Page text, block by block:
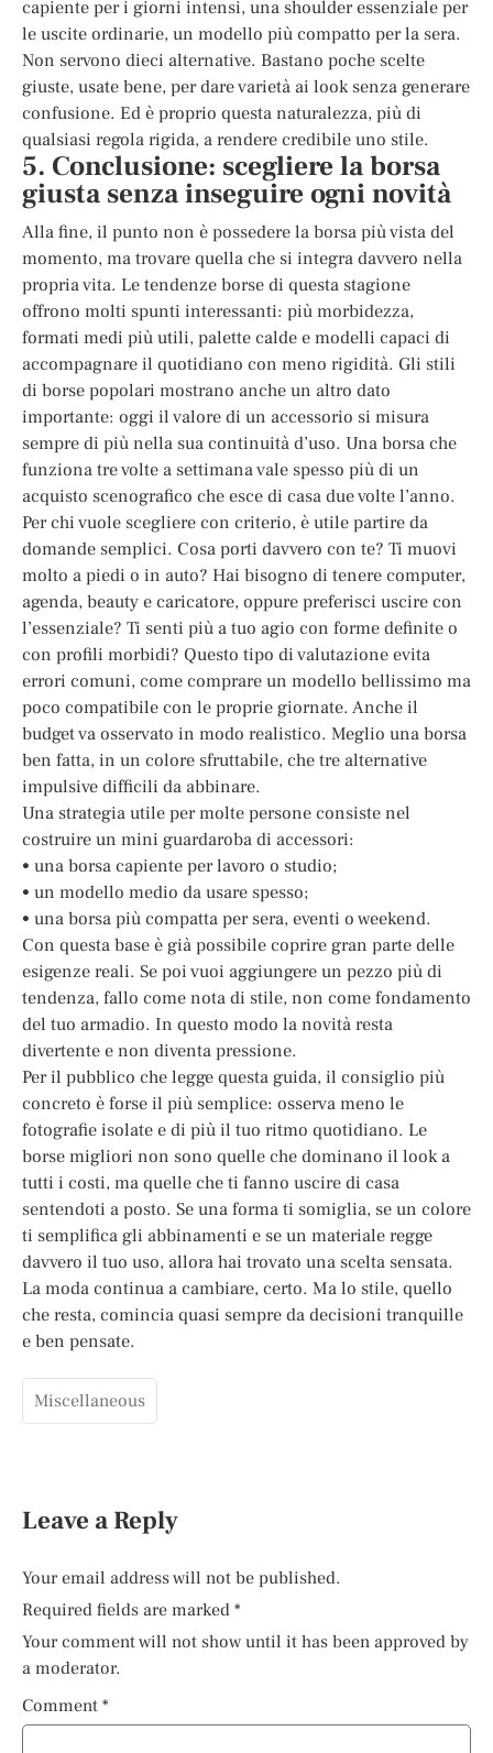
capiente per i giorni intensi, una shoulder essenziale per
le uscite ordinarie, un modello più compatto per la sera.
Non servono dieci alternative. Bastano poche scelte
giuste, usate bene, per dare varietà ai look senza generare
confusione. Ed è proprio questa naturalezza, più di
qualsiasi regola rigida, a rendere credibile uno stile.
5. Conclusione: scegliere la borsa
giusta senza inseguire ogni novità
Alla fine, il punto non è possedere la borsa più vista del
momento, ma trovare quella che si integra davvero nella
propria vita. Le tendenze borse di questa stagione
offrono molti spunti interessanti: più morbidezza,
formati medi più utili, palette calde e modelli capaci di
accompagnare il quotidiano con meno rigidità. Gli stili
di borse popolari mostrano anche un altro dato
importante: oggi il valore di un accessorio si misura
sempre di più nella sua continuità d’uso. Una borsa che
funziona tre volte a settimana vale spesso più di un
acquisto scenografico che esce di casa due volte l’anno.
Per chi vuole scegliere con criterio, è utile partire da
domande semplici. Cosa porti davvero con te? Ti muovi
molto a piedi o in auto? Hai bisogno di tenere computer,
agenda, beauty e caricatore, oppure preferisci uscire con
l’essenziale? Ti senti più a tuo agio con forme definite o
con profili morbidi? Questo tipo di valutazione evita
errori comuni, come comprare un modello bellissimo ma
poco compatibile con le proprie giornate. Anche il
budget va osservato in modo realistico. Meglio una borsa
ben fatta, in un colore sfruttabile, che tre alternative
impulsive difficili da abbinare.
Una strategia utile per molte persone consiste nel
costruire un mini guardaroba di accessori:
• una borsa capiente per lavoro o studio;
• un modello medio da usare spesso;
• una borsa più compatta per sera, eventi o weekend.
Con questa base è già possibile coprire gran parte delle
esigenze reali. Se poi vuoi aggiungere un pezzo più di
tendenza, fallo come nota di stile, non come fondamento
del tuo armadio. In questo modo la novità resta
divertente e non diventa pressione.
Per il pubblico che legge questa guida, il consiglio più
concreto è forse il più semplice: osserva meno le
fotografie isolate e di più il tuo ritmo quotidiano. Le
borse migliori non sono quelle che dominano il look a
tutti i costi, ma quelle che ti fanno uscire di casa
sentendoti a posto. Se una forma ti somiglia, se un colore
ti semplifica gli abbinamenti e se un materiale regge
davvero il tuo uso, allora hai trovato una scelta sensata.
La moda continua a cambiare, certo. Ma lo stile, quello
che resta, comincia quasi sempre da decisioni tranquille
e ben pensate.
Miscellaneous
Leave a Reply
Your email address will not be published.
Required fields are marked *
Your comment will not show until it has been approved by
a moderator.
Comment *